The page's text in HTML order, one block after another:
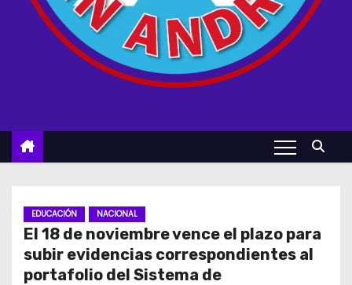
EDUCACIÓN NACIONAL
El 18 de noviembre vence el plazo para
subir evidencias correspondientes al
portafolio del Sistema de